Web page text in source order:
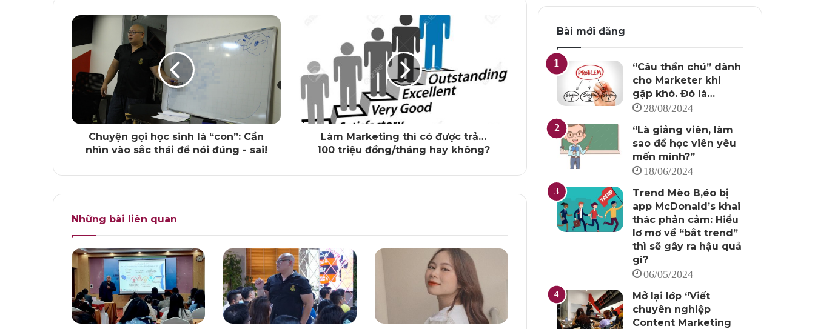
Chuyện gọi học sinh là “con”: Cần
nhìn vào sắc thái để nói đúng - sai!
Làm Marketing thì có được trả…
100 triệu đồng/tháng hay không?
Những bài liên quan
Bài mới đăng
“Câu thần chú” dành
cho Marketer khi
gặp khó. Đó là…
28/08/2024
“Là giảng viên, làm
sao để học viên yêu
mến mình?”
18/06/2024
Trend Mèo B,éo bị
app McDonald’s khai
thác phản cảm: Hiểu
lơ mơ về “bắt trend”
thì sẽ gây ra hậu quả
gì?
06/05/2024
Mở lại lớp “Viết
chuyên nghiệp
Content Marketing